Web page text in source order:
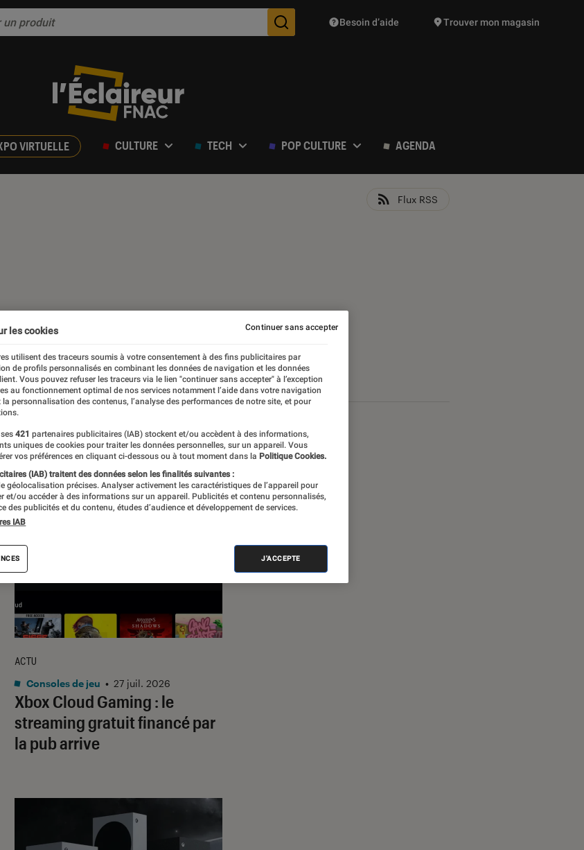
Des suggestions de produits vont vous être proposées
Besoin d’aide Trouver mon magasin
VIRTUELLE CULTURE TECH POP CULTURE AGENDA
Flux RSS
Tests
Xbox Cloud Gaming : le
streaming gratuit financé par
la pub arrive
ACTU
Consoles de jeu • 27 juil. 2026
les cookies
utilisent des traceurs soumis à votre consentement à des fins publicitaires par
de profils personnalisés en combinant les données de navigation et les données
Vous pouvez refuser les traceurs via le lien "continuer sans accepter" à l’exception
au fonctionnement optimal de nos services notamment l’aide dans votre navigation
personnalisation des contenus, l’analyse des performances de notre site, et pour
421 partenaires publicitaires (IAB) stockent et/ou accèdent à des informations,
uniques de cookies pour traiter les données personnelles, sur un appareil. Vous
vos préférences en cliquant ci-dessous ou à tout moment dans la Politique Cookies.
(IAB) traitent des données selon les finalités suivantes :
géolocalisation précises. Analyser activement les caractéristiques de l’appareil pour
et/ou accéder à des informations sur un appareil. Publicités et contenu personnalisés,
des publicités et du contenu, études d’audience et développement de services.
IAB
J'ACCEPTE
Continuer sans accepter